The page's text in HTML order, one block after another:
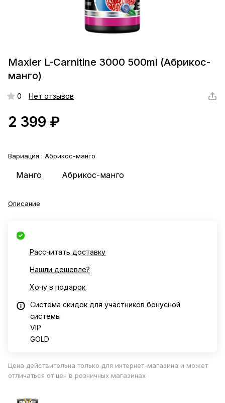
Maxler L-Carnitine 3000 500ml (Абрикос-
манго)
0 Нет отзывов
2 399 ₽
Вариация : Абрикос-манго
Манго Абрикос-манго
Описание
Рассчитать доставку
Нашли дешевле?
Хочу в подарок
Система скидок для участников бонусной
системы
VIP
GOLD
Цена действительна только для интернет-магазина и может
отличаться от цен в розничных магазинах